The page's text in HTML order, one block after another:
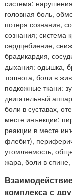
система:
головная боль,
потеря сознания,
сознания; система
сердцебиение,
брадикардия,
дыхания: одышка,
тошнота, боли в
подкожные ткани:
двигательный
боли в суставах,
месте инъекции:
реакции в месте
флебит),
утомляемость,
жара, боли в спине,
комплекса с